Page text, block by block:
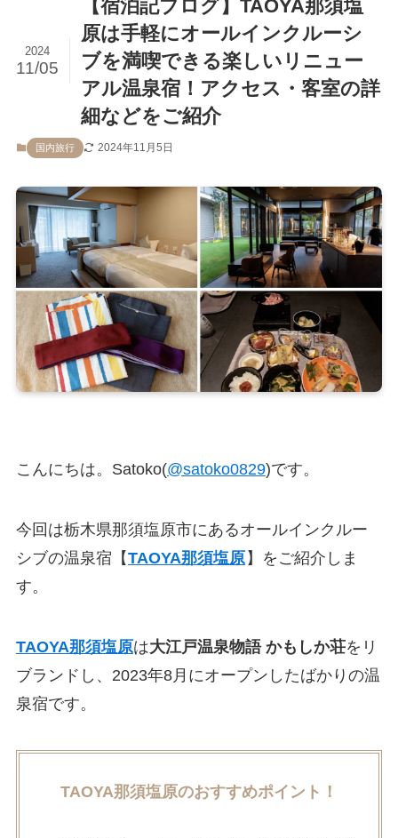
【宿泊記ブログ】TAOYA那須塩
原は手軽にオールインクルーシ
ブを満喫できる楽しいリニュー
アル温泉宿！アクセス・客室の詳
細などをご紹介
2024
11/05
国内旅行 2024年11月5日
こんにちは。Satoko(@satoko0829)です。
今回は栃木県那須塩原市にあるオールインクルー
シブの温泉宿【TAOYA那須塩原 】をご紹介しま
す。
TAOYA那須塩原は大江戸温泉物語 かもしか荘をリ
ブランドし、2023年8月にオープンしたばかりの温
泉宿です。
TAOYA那須塩原のおすすめポイント！